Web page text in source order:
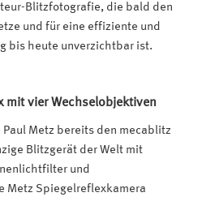
Blitzfotografie, die bald den
und für eine effiziente und
bis heute unverzichtbar ist.
mit vier Wechselobjektiven
Metz bereits den mecablitz
Blitzgerät der Welt mit
und
Metz Spiegelreflexkamera